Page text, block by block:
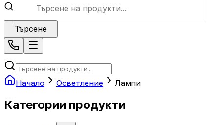
Търсене
Начало Осветление Лампи
Категории продукти